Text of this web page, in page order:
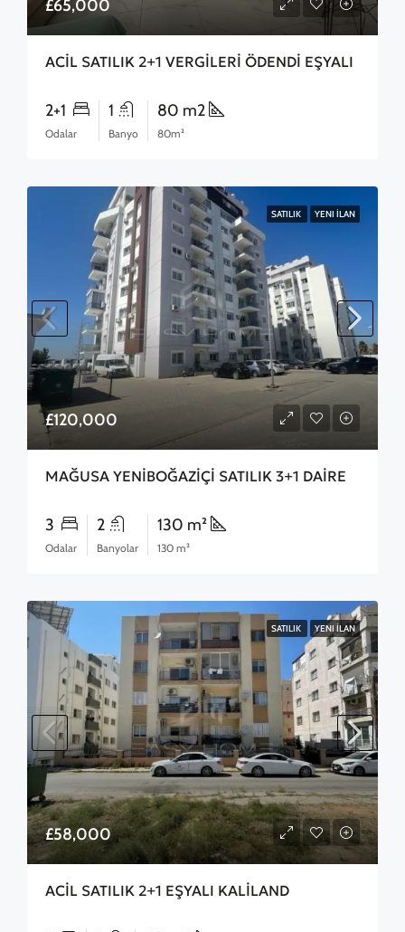
£65,000
ACİL SATILIK 2+1 VERGİLERİ ÖDENDİ EŞYALI
2+1
Odalar
1
Banyo
80 m2
80m²
SATILIK YENI İLAN
£120,000
MAĞUSA YENİBOĞAZİÇİ SATILIK 3+1 DAİRE
3
Odalar
2
Banyolar
130 m²
130 m²
SATILIK YENI İLAN
£58,000
ACİL SATILIK 2+1 EŞYALI KALİLAND